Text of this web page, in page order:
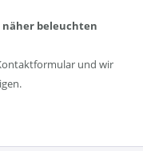
näher beleuchten
und wir